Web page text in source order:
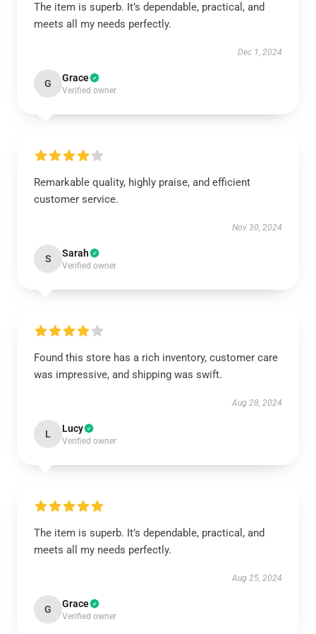
The item is superb. It’s dependable, practical, and
meets all my needs perfectly.
Dec 1, 2024
G Grace
Verified owner
Remarkable quality, highly praise, and efficient
customer service.
Nov 30, 2024
S Sarah
Verified owner
Found this store has a rich inventory, customer care
was impressive, and shipping was swift.
Aug 28, 2024
L Lucy
Verified owner
The item is superb. It’s dependable, practical, and
meets all my needs perfectly.
Aug 25, 2024
G Grace
Verified owner